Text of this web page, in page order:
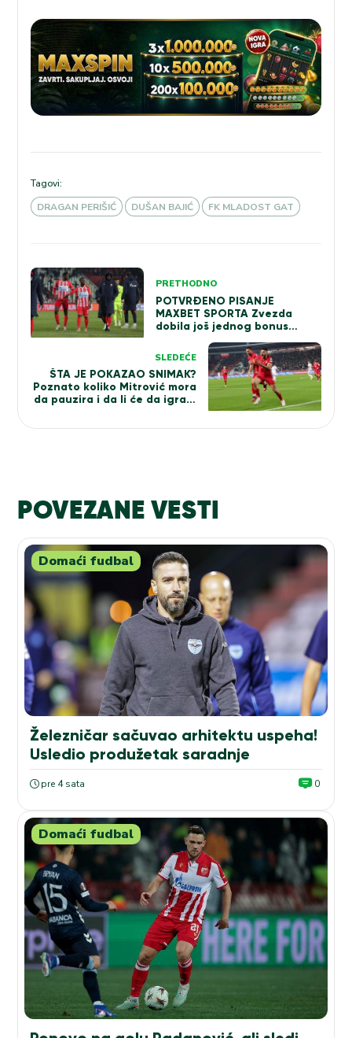
Tagovi:
DRAGAN PERIŠIĆ
DUŠAN BAJIĆ FK MLADOST GAT
Kretanje
članka
PRETHODNO
POTVRĐENO PISANJE
MAXBET SPORTA Zvezda
dobila još jednog bonus
pa sledi otkup od Bazela
SLEDEĆE
ŠTA JE POKAZAO SNIMAK?
Poznato koliko Mitrović mora
da pauzira i da li će da igra u
POVEZANE VESTI
Domaći fudbal
Železničar sačuvao arhitektu uspeha!
Usledio produžetak saradnje
pre 4 sata 0
Domaći fudbal